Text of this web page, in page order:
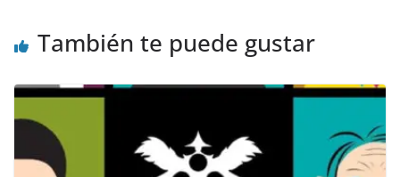
k r
También te puede gustar